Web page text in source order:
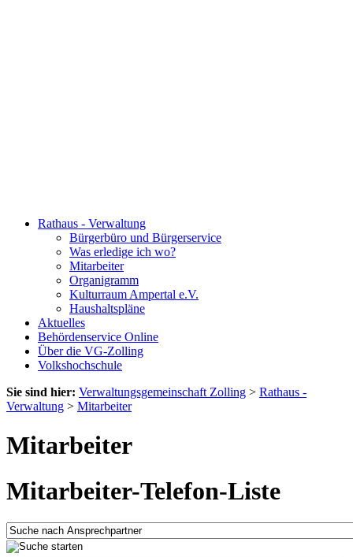
Rathaus - Verwaltung
Bürgerbüro und Bürgerservice
Was erledige ich wo?
Mitarbeiter
Organigramm
Kulturraum Ampertal e.V.
Haushaltspläne
Aktuelles
Behördenservice Online
Über die VG-Zolling
Volkshochschule
Sie sind hier: Verwaltungsgemeinschaft Zolling > Rathaus -
Verwaltung > Mitarbeiter
Mitarbeiter
Mitarbeiter-Telefon-Liste